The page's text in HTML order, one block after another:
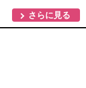
さらに見る